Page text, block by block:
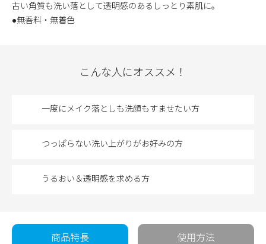
古い角質も洗い落として透明感のあるしっとり素肌に。
●無香料・無着色
こんな人にオススメ！
一度にメイク落としも洗顔もすませたい方
つっぱらない洗い上がりがお好みの方
うるおい＆透明感を求める方
商品特長 使用方法